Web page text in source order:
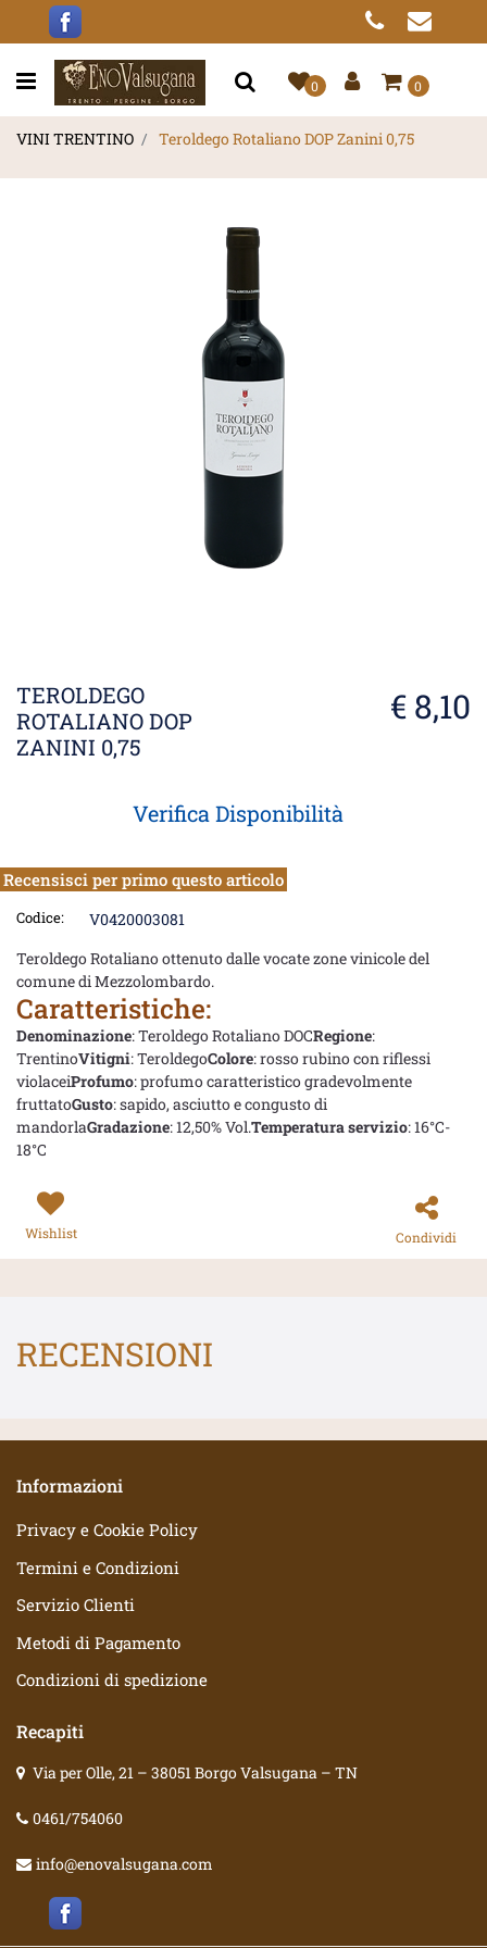
Open menu 0 0
VINI TRENTINO Teroldego Rotaliano DOP Zanini 0,75
TEROLDEGO
ROTALIANO DOP
ZANINI 0,75
€ 8,10
Verifica Disponibilità
Recensisci per primo questo articolo
Codice:
V0420003081
Teroldego Rotaliano ottenuto dalle vocate zone vinicole del
comune di Mezzolombardo.
Caratteristiche:
Denominazione: Teroldego Rotaliano DOCRegione:
TrentinoVitigni: TeroldegoColore: rosso rubino con riflessi
violaceiProfumo: profumo caratteristico gradevolmente
fruttatoGusto: sapido, asciutto e congusto di
mandorlaGradazione: 12,50% Vol.Temperatura servizio: 16°C-
18°C
Wishlist Condividi
RECENSIONI
Informazioni
Privacy e Cookie Policy
Termini e Condizioni
Servizio Clienti
Metodi di Pagamento
Condizioni di spedizione
Recapiti
Via per Olle, 21 – 38051 Borgo Valsugana – TN
0461/754060
info@enovalsugana.com